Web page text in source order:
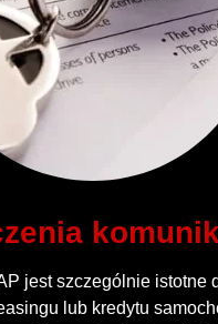
jest szczególnie istotne
lub kredytu